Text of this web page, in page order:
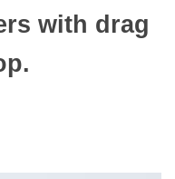
with drag